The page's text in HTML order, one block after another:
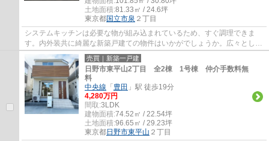
土地面積:81.33㎡ / 24.6坪
東京都国立市泉 ２丁目
システムキッチンは必要な物が組み込まれているため、すぐ調理できま
す。内外装共に綺麗な新築戸建ての物件はいかがでしょうか。広々とした
15帖以上のLDKのおかげで、日々の生活にゆと...
売買｜新築一戸建
日野市東平山2丁目 全2棟 1号棟 仲介手数料無
料
中央線 「 豊田 」駅 徒歩19分
4,280万円
間取:3LDK
建物面積:74.52㎡ / 22.54坪
土地面積:96.65㎡ / 29.23坪
東京都日野市東平山 ２丁目